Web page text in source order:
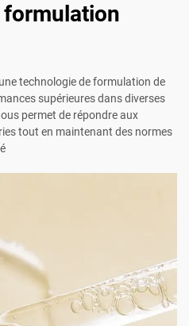
technologie de formulation de
supérieures dans diverses
permet de répondre aux
tout en maintenant des normes